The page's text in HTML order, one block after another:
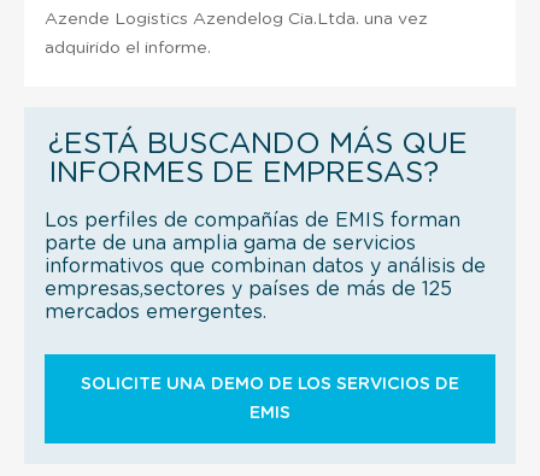
Azende Logistics Azendelog Cia.Ltda. una vez
adquirido el informe.
¿ESTÁ BUSCANDO MÁS QUE
INFORMES DE EMPRESAS?
Los perfiles de compañías de EMIS forman
parte de una amplia gama de servicios
informativos que combinan datos y análisis de
empresas,sectores y países de más de 125
mercados emergentes.
SOLICITE UNA DEMO DE LOS SERVICIOS DE
EMIS